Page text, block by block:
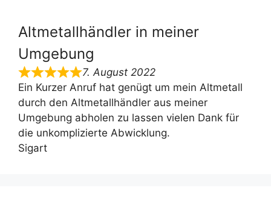
Altmetallhändler in meiner
Umgebung
7. August 2022
Ein Kurzer Anruf hat genügt um mein Altmetall
durch den Altmetallhändler aus meiner
Umgebung abholen zu lassen vielen Dank für
die unkomplizierte Abwicklung.
Sigart